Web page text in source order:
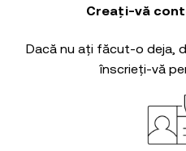
Creați-vă
Dacă nu ați făcut-o deja,
înscrieți-vă